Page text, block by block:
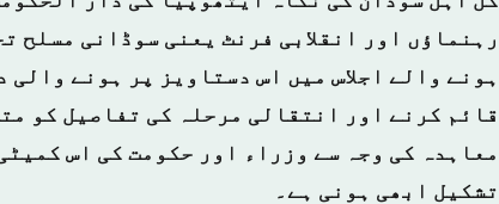
رہنماؤں اور انقلابی فرنٹ یعنی سوڈانی مسلح
ہونے والے اجلاس میں اس دستاویز پر ہونے والی
قائم کرنے اور انتقالی مرحلہ کی تفاصیل کو
معاہدہ کی وجہ سے وزراء اور حکومت کی اس
تشکیل ابھی ہونی ہے۔